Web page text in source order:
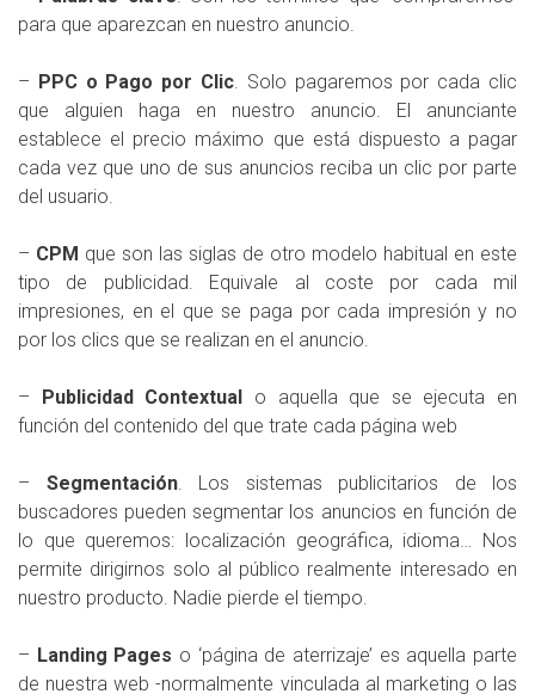
para que aparezcan en nuestro anuncio.
– PPC o Pago por Clic. Solo pagaremos por cada clic
que alguien haga en nuestro anuncio. El anunciante
establece el precio máximo que está dispuesto a pagar
cada vez que uno de sus anuncios reciba un clic por parte
del usuario.
– CPM que son las siglas de otro modelo habitual en este
tipo de publicidad. Equivale al coste por cada mil
impresiones, en el que se paga por cada impresión y no
por los clics que se realizan en el anuncio.
– Publicidad Contextual
o aquella que se ejecuta en
función del contenido del que trate cada página web
– Segmentación. Los sistemas publicitarios de los
buscadores pueden segmentar los anuncios en función de
lo que queremos: localización geográfica, idioma… Nos
permite dirigirnos solo al público realmente interesado en
nuestro producto. Nadie pierde el tiempo.
– Landing Pages o ‘página de aterrizaje’ es aquella parte
de nuestra web -normalmente vinculada al marketing o las